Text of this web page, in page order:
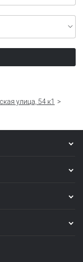
улица, 54 к1